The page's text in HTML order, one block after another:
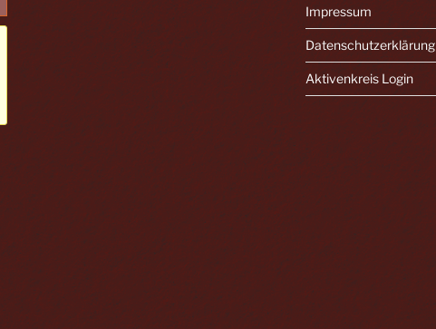
Impressum
Datenschutzerklärung
Aktivenkreis Login